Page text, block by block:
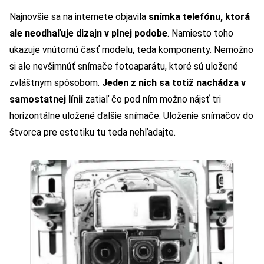
Najnovšie sa na internete objavila snímka telefónu, ktorá
ale neodhaľuje dizajn v plnej podobe. Namiesto toho
ukazuje vnútornú časť modelu, teda komponenty. Nemožno
si ale nevšimnúť snímače fotoaparátu, ktoré sú uložené
zvláštnym spôsobom. Jeden z nich sa totiž nachádza v
samostatnej línii zatiaľ čo pod ním možno nájsť tri
horizontálne uložené ďalšie snímače. Uloženie snímačov do
štvorca pre estetiku tu teda nehľadajte.